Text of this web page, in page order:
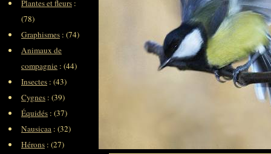
Plantes et fleurs :
(78)
Graphismes : (74)
Animaux de
compagnie : (44)
Insectes : (43)
Cygnes : (39)
Équidés : (37)
Nausicaa : (32)
Hérons : (27)